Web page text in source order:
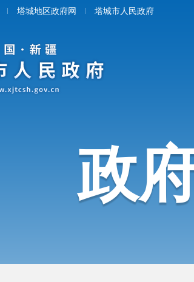
塔城地区政府网 塔城市人民政府
政